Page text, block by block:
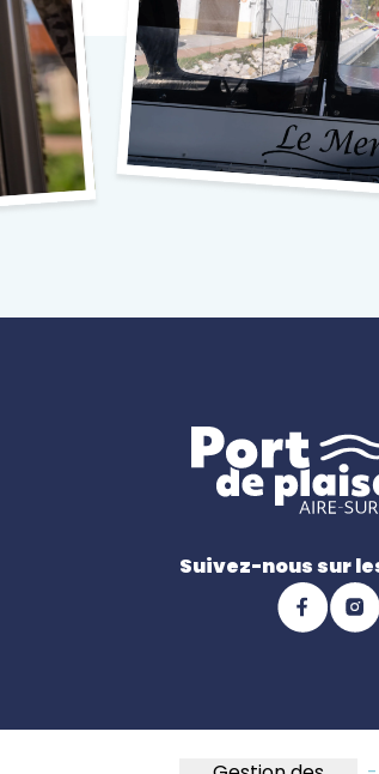
Suivez-nous sur